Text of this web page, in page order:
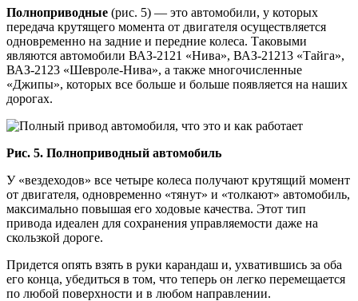
Полноприводные (рис. 5) — это автомобили, у которых
передача крутящего момента от двигателя осуществляется
одновременно на задние и передние колеса. Таковыми
являются автомобили ВАЗ-2121 «Нива», ВАЗ-21213 «Тайга»,
ВАЗ-2123 «Шевроле-Нива», а также многочисленные
«Джипы», которых все больше и больше появляется на наших
дорогах.
Рис. 5. Полноприводный автомобиль
У «вездеходов» все четыре колеса получают крутящий момент
от двигателя, одновременно «тянут» и «толкают» автомобиль,
максимально повышая его ходовые качества. Этот тип
привода идеален для сохранения управляемости даже на
скользкой дороге.
Придется опять взять в руки карандаш и, ухватившись за оба
его конца, убедиться в том, что теперь он легко перемещается
по любой поверхности и в любом направлении.